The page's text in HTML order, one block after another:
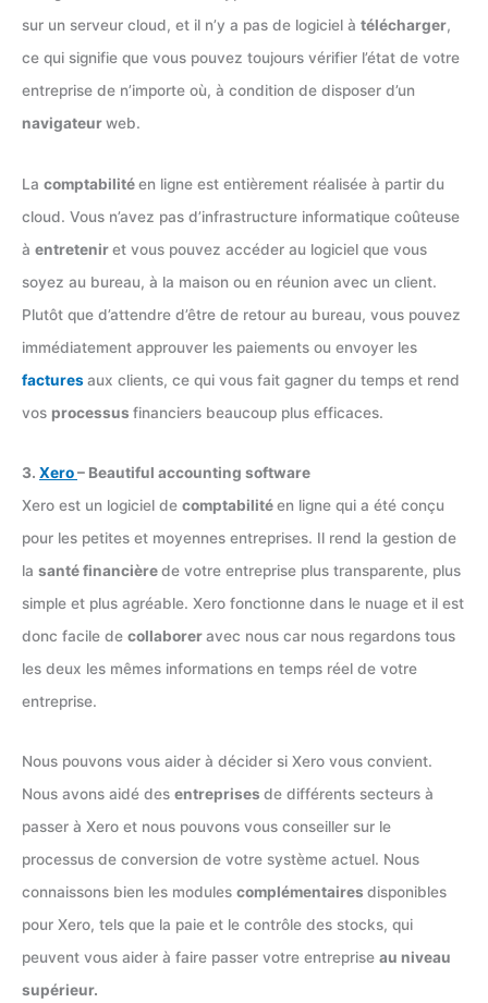
sur un serveur cloud, et il n’y a pas de logiciel à télécharger,
ce qui signifie que vous pouvez toujours vérifier l’état de votre
entreprise de n’importe où, à condition de disposer d’un
navigateurweb.
La comptabilitéen ligne est entièrement réalisée à partir du
cloud. Vous n’avez pas d’infrastructure informatique coûteuse
à entreteniret vous pouvez accéder au logiciel que vous
soyez au bureau, à la maison ou en réunion avec un client.
Plutôt que d’attendre d’être de retour au bureau, vous pouvez
immédiatement approuver les paiements ou envoyer les
facturesaux clients, ce qui vous fait gagner du temps et rend
vos processus financiers beaucoup plus efficaces.
3. Xero– Beautiful accounting software
Xero est un logiciel de comptabilitéen ligne qui a été conçu
pour les petites et moyennes entreprises. Il rend la gestion de
la santé financièrede votre entreprise plus transparente, plus
simple et plus agréable. Xero fonctionne dans le nuage et il est
donc facile de collaboreravec nous car nous regardons tous
les deux les mêmes informations en temps réel de votre
entreprise.
Nous pouvons vous aider à décider si Xero vous convient.
Nous avons aidé des entreprises de différents secteurs à
passer à Xero et nous pouvons vous conseiller sur le
processus de conversion de votre système actuel. Nous
connaissons bien les modules complémentaires disponibles
pour Xero, tels que la paie et le contrôle des stocks, qui
peuvent vous aider à faire passer votre entreprise au niveau
supérieur.